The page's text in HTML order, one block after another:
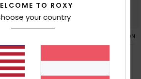
BIO-COTTON
Frauen Schwarz Barrel-Fit
TO ROXY
your country